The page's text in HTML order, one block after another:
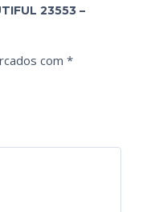
23553 –
com *